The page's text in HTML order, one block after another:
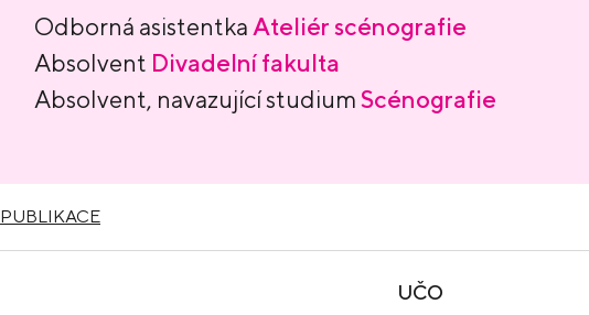
Odborná asistentka Ateliér scénografie
Absolvent Divadelní fakulta
Absolvent, navazující studiumScénografie
PUBLIKACE
UČO